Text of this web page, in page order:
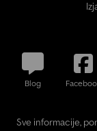
Blog
Sve informacije,